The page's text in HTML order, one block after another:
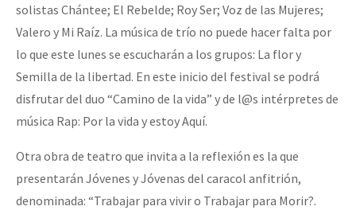
solistas Chántee; El Rebelde; Roy Ser; Voz de las Mujeres;
Valero y Mi Raíz. La música de trío no puede hacer falta por
lo que este lunes se escucharán a los grupos: La flor y
Semilla de la libertad. En este inicio del festival se podrá
disfrutar del duo “Camino de la vida” y de l@s intérpretes de
música Rap: Por la vida y estoy Aquí.
Otra obra de teatro que invita a la reflexión es la que
presentarán Jóvenes y Jóvenas del caracol anfitrión,
denominada: “Trabajar para vivir o Trabajar para Morir?.